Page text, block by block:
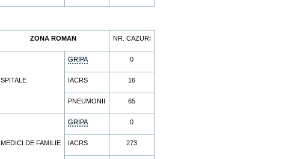
ZONA ROMAN NR. CAZURI
SPITALE
GRIPA 0
IACRS 16
PNEUMONII 65
MEDICI DE FAMILIE
GRIPA 0
IACRS 273